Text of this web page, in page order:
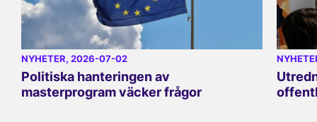
NYHETER, 2026-07-02
Politiska hanteringen av
masterprogram väcker frågor